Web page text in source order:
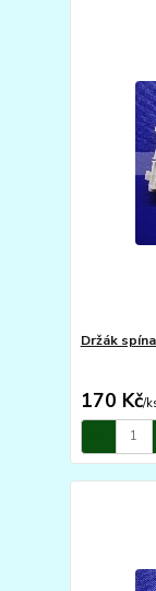
Držák
170 Kč/